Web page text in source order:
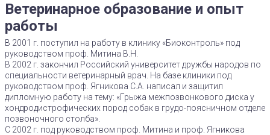
Ветеринарное образование и опыт
работы
В 2001 г. поступил на работу в клинику «Биоконтроль» под
руководством проф. Митина В.Н.
В 2002 г. закончил Российский университет дружбы народов по
специальности ветеринарный врач. На базе клиники под
руководством проф. Ягникова С.А. написал и защитил
дипломную работу на тему: «Грыжа межпозвонкового диска у
хондродистрофических пород собак в грудо-поясничном отделе
позвоночного столба».
С 2002 г. под руководством проф. Митина и проф. Ягникова